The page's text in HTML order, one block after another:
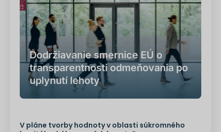
Dodržiavanie smernice EÚ o
transparentnosti odmeňovania po
uplynutí lehoty
V pláne tvorby hodnoty v oblasti súkromného